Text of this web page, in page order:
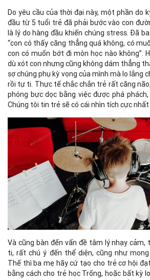
Do yêu cầu của thời đại này, một phần do
đầu từ 5 tuổi trẻ đã phải bước vào con
là lý do hàng đầu khiến chúng stress. Đã
“con có thấy căng thẳng quá không, có
con có muốn bớt đi môn học nào không”.
dù xót con nhưng cũng không dám thẳng
sợ chúng phụ kỳ vọng của mình mà lo lắng
rồi tự ti. Thực tế chắc chắn trẻ rất căng
phóng bực dọc bằng việc được phá
Chúng tôi tin trẻ sẽ có cái nhìn tích cực nhất
Và cũng bàn đến vấn đề tâm lý nhạy
ti, rất chú ý đến thể diện, cũng như
Thế thì ba mẹ hãy cứ tạo cho trẻ cơ hội
bằng cách cho trẻ học Trống, hoặc bất kỳ